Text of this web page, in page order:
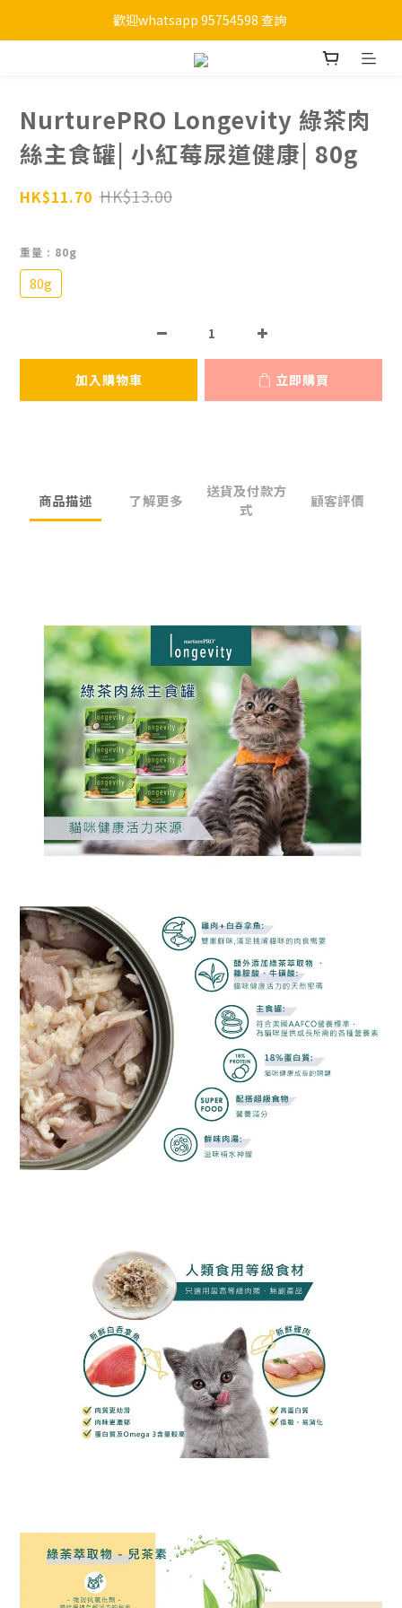
購物滿HKD 450 免運費
歡迎whatsapp 95754598 查詢
購物滿HKD 450 免運費
NurturePRO Longevity 綠茶肉
絲主食罐| 小紅莓尿道健康| 80g
HK$11.70 HK$13.00
重量 : 80g
80g
加入購物車 立即購買
商品描述 了解更多
送貨及付款方
式
顧客評價